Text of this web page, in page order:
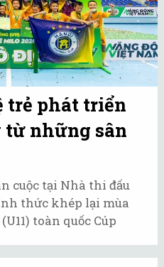
trẻ phát triển
từ những sân
cuộc tại Nhà thi đấu
thức khép lại mùa
toàn quốc Cúp